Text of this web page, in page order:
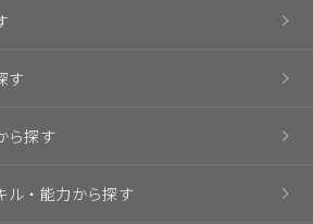
す
ら探す
・ 能力から探す